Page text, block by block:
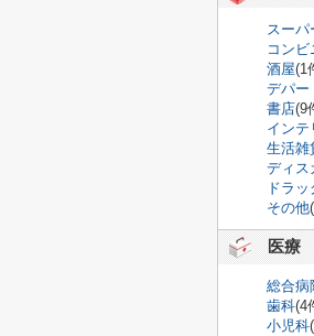
スーパ
コン
酒屋(1
デパー
書店(9
インテ
生活雑
ディス
ドラ
その他
医療
総合病
歯科(4
小児科